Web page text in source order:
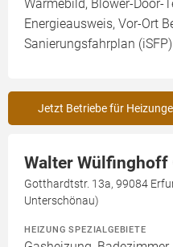
Wärmebild, Blower-Door-
Energieausweis, Vor-Ort
Sanierungsfahrplan (iSFP)
Jetzt Betriebe für
Walter Wülfinghoff
Gotthardtstr. 13a, 99084
Unterschönau)
HEIZUNG SPEZIALGEBIETE